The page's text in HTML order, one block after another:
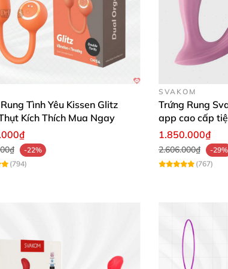
bí mật" cho đời sống tình dục viên mãn.
đỉnh cao.
chất lượng giá tốt
gian riêng tư.
Tình Yêu Kissen Glitz
Kích Thích Mua Ngay
-22%
(794)
SVAKOM
Trứng Rung
app cao cấp
1.850.000₫
2.606.000₫
-29%
(767)